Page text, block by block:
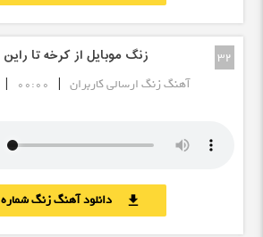
32 زنگ موبایل از کرخه تا راین ۴ محرم
آهنگ زنگ ارسالی کاربران |
00:00
|
download دانلود آهنگ زنگ شماره 32